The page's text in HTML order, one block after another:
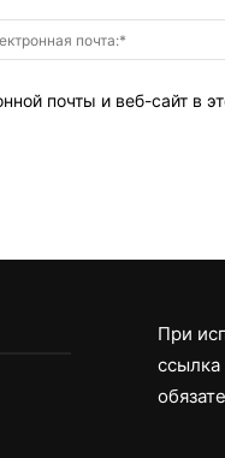
почты и веб-сайт в
При
ссылка